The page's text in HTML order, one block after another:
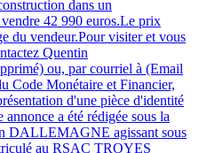
dans un
42 990 euros.Le prix
du vendeur.Pour visiter et vous
Quentin
ou, par courriel à (Email
Code Monétaire et Financier,
d'une pièce d'identité
annonce a été rédigée sous la
DALLEMAGNE agissant sous
au RSAC TROYES